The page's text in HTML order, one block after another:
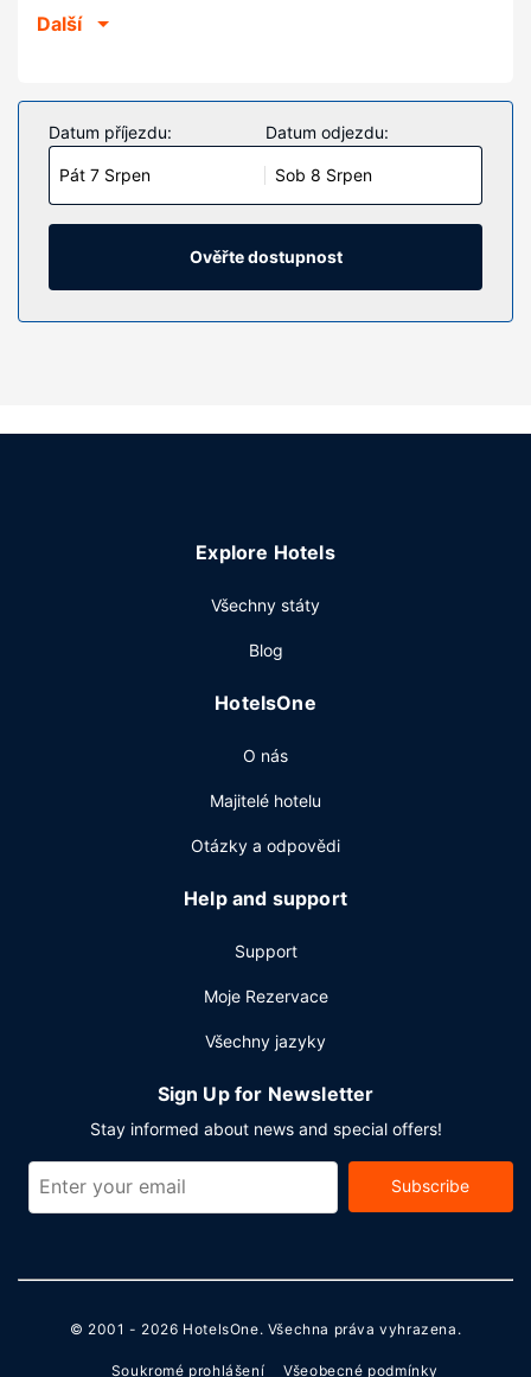
Pokoje
trouby a varná deska, se budete cítit jako doma. Další
užitečné vybavení a služby: psací stůl a mikrovlnná
trouba.
Vybavení nemovitosti
Tento apartmán nabízí mimo jiné následující vybavení a
aktivity: parkování v blízkosti zdarma, knihy a hry. Jedná
Další
Datum příjezdu:
Pát 7 Srpen
Datum odjezdu:
Sob 8 Srpen
Ověřte dostupnost
Explore Hotels
Všechny státy
Blog
HotelsOne
O nás
Majitelé hotelu
Otázky a odpovědi
Help and support
Support
Moje Rezervace
Všechny jazyky
Sign Up for Newsletter
Stay informed about news and special offers!
Subscribe
© 2001 - 2026 HotelsOne. Všechna práva vyhrazena.
Soukromé prohlášení Všeobecné podmínky